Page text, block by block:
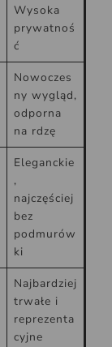
Wysoka
prywatnoś
ć
Nowoczes
ny wygląd,
odporna
na rdzę
Eleganckie
,
najczęściej
bez
podmurów
ki
Najbardziej
trwałe i
reprezenta
cyjne